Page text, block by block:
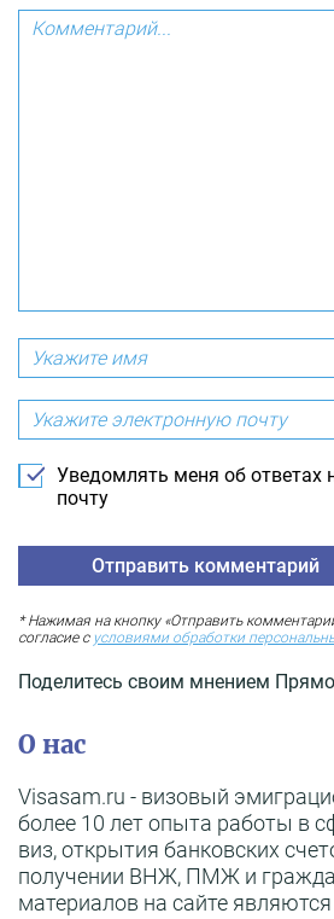
Уведомлять меня об ответах
почту
* Нажимая на кнопку «Отправить
согласие с условиями обработки
Поделитесь своим мнением
О нас
Visasam.ru - визовый
более 10 лет опыта работы в
виз, открытия банковских
получении ВНЖ, ПМЖ и
материалов на сайте